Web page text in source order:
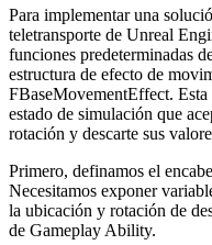
Para implementar una
teletransporte de Unreal
funciones predeterminadas
estructura de efecto de
FBaseMovementEffect. Esta
estado de simulación que
rotación y descarte sus
Primero, definamos el
Necesitamos exponer
la ubicación y rotación de
de Gameplay Ability.